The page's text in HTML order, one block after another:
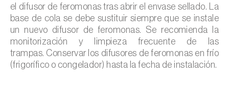
el difusor de feromonas tras abrir el envase sellado. La
base de cola se debe sustituir siempre que se instale
un nuevo difusor de feromonas. Se recomienda la
monitorización y limpieza frecuente de las
trampas. Conservar los difusores de feromonas en frío
(frigorífico o congelador) hasta la fecha de instalación.